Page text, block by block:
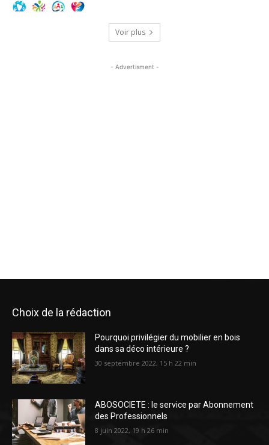
Voir plus
- Advertisment -
Choix de la rédaction
Pourquoi privilégier du mobilier en bois
dans sa déco intérieure ?
30 septembre 2022, 15 h 22 min
ABOSOCIETE : le service par Abonnement
des Professionnels
8 juin 2022, 19 h 26 min